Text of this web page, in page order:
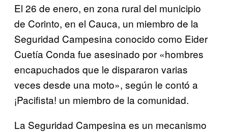
El 26 de enero, en zona rural del municipio
de Corinto, en el Cauca, un miembro de la
Seguridad Campesina conocido como Eider
Cuetía Conda fue asesinado por «hombres
encapuchados que le dispararon varias
veces desde una moto», según le contó a
¡Pacifista! un miembro de la comunidad.
La Seguridad Campesina es un mecanismo